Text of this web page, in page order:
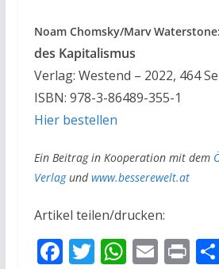
Noam Chomsky/Marv Waterstone:
des Kapitalismus
Verlag: Westend – 2022, 464
ISBN: 978-3-86489-355-1
Hier bestellen
Ein Beitrag in Kooperation mit dem
Verlagundwww.besserewelt.at
Artikel teilen/drucken:
F T W E Pr